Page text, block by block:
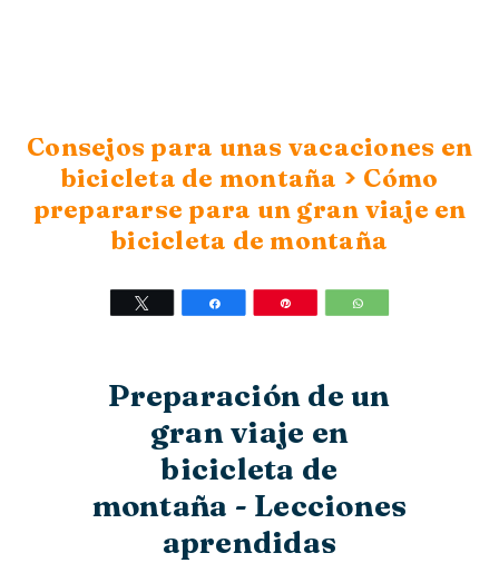
Consejos para unas vacaciones en
bicicleta de montaña > Cómo
prepararse para un gran viaje en
bicicleta de montaña
Compartir
Preparación de un
gran viaje en
bicicleta de
montaña - Lecciones
aprendidas